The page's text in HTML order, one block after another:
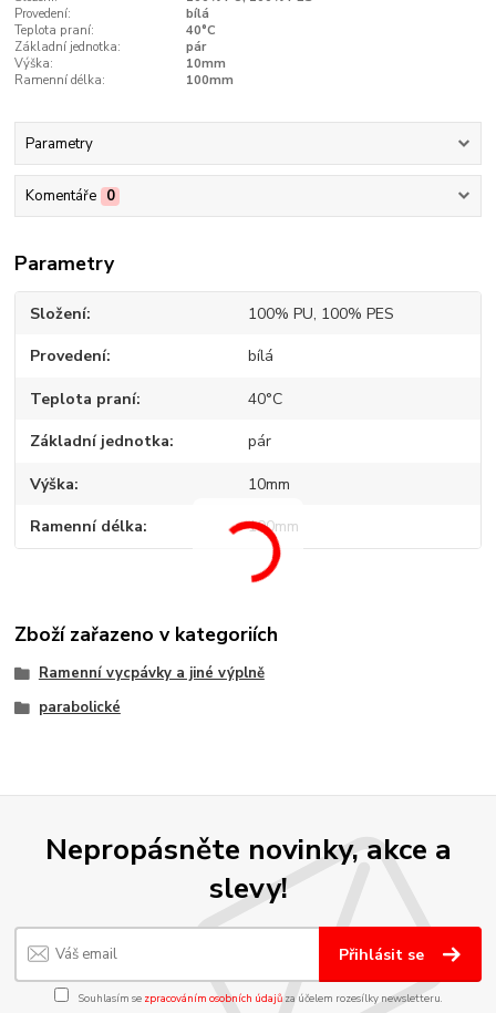
Provedení:
bílá
Teplota praní:
40°C
Základní jednotka:
pár
Výška:
10mm
Ramenní délka:
100mm
Parametry
Komentáře 0
Parametry
Složení 100% PU, 100% PES
Provedení bílá
Teplota praní 40°C
Základní jednotka pár
Výška 10mm
Ramenní délka 100mm
Zboží zařazeno v kategoriích
Ramenní vycpávky a jiné výplně
parabolické
Nepropásněte novinky, akce a
slevy!
Přihlásit se
Souhlasím se zpracováním osobních údajůza účelem rozesílky newsletteru.